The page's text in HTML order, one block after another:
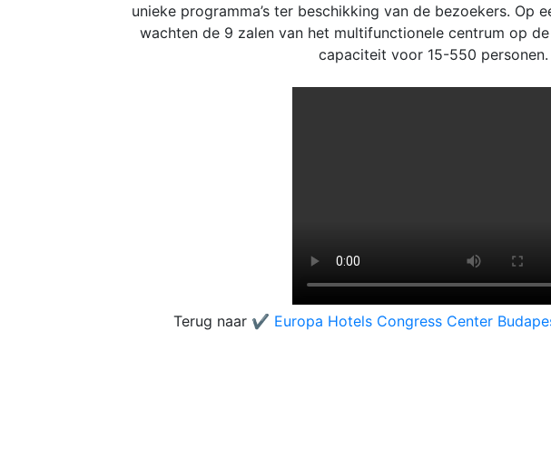
unieke programma’s ter beschikking van de bezoekers. Op
wachten de 9 zalen van het multifunctionele centrum op
capaciteit voor 15-550 personen.
Terug naar ✔️ Europa Hotels Congress Center